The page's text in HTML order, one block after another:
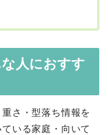
人におすす
さ・型落ち情報を
いる家庭・向いて